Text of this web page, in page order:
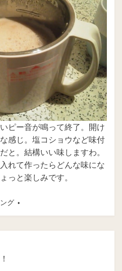
ピー音が鳴って終了。開け
感じ。塩コショウなど味付
と。結構いい味しますわ。
れて作ったらどんな味にな
っと楽しみです。
グ